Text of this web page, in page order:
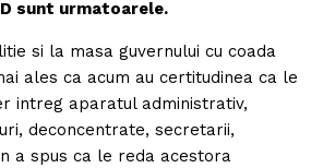
sunt urmatoarele.
si la masa guvernului cu coada
ales ca acum au certitudinea ca le
intreg aparatul administrativ,
deconcentrate, secretarii,
a spus ca le reda acestora